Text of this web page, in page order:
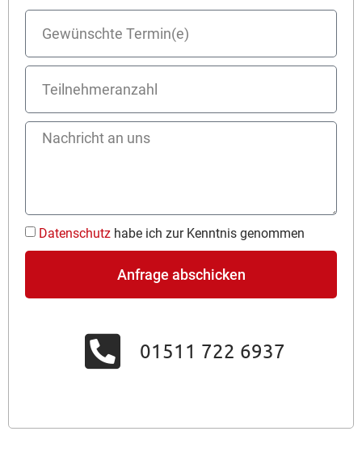
Datenschutz habe ich zur Kenntnis genommen
Anfrage abschicken
01511 722 6937